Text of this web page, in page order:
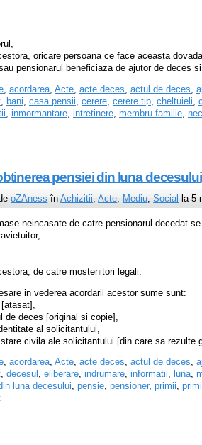
oricare persoana ce face aceasta dovada.
pensionarul beneficiaza de ajutor de deces
acordarea Acte acte deces actul de deces
bani casa pensii cerere cerere tip cheltuieli
inmormantare intretinere membru familie
pensiei din luna decesului
oZAness înAchizitii ,Acte Mediu ,Social la 5
neincasate de catre pensionarul decedat
de catre mostenitori legali.
in vederea acordarii acestor sume sunt:
de deces [original si copie],
al solicitantului,
civila ale solicitantului [din care sa rezulte
, acordarea, Acte, acte deces, actul de deces,
, decesul , eliberare, indrumare, informatii, luna,
luna decesului, pensie, pensioner, primii,